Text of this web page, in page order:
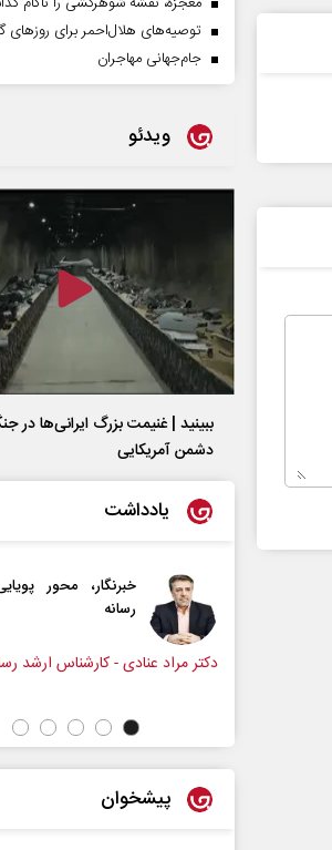
توصیه‌های هلال‌احمر برای روز‌های
جام‌جهانی مهاجران
ویدئو
ببینید | غنیمت بزرگ ایرانی‌ها در
دشمن آمریکایی
یادداشت
محور پویایی و اعتبار
- کارشناس ارشد رسانه
پیشخوان